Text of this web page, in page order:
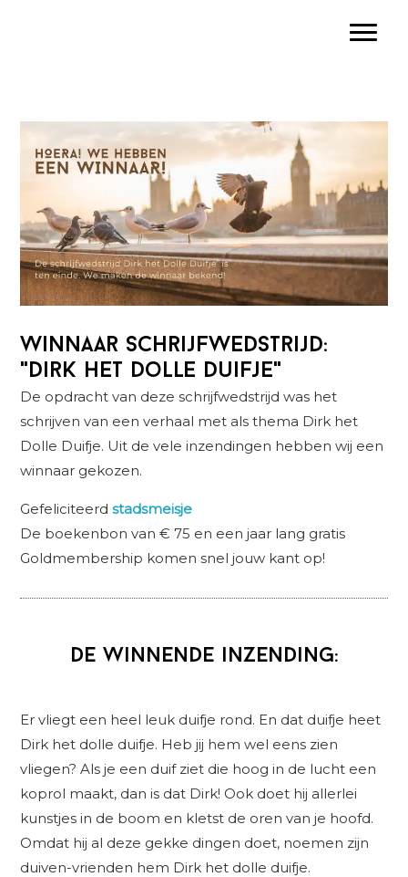
Winnaar schrijfwedstrijd:
"Dirk het Dolle Duifje"
De opdracht van deze schrijfwedstrijd was het
schrijven van een verhaal met als thema Dirk het
Dolle Duifje. Uit de vele inzendingen hebben wij een
winnaar gekozen.
Gefeliciteerdstadsmeisje
De boekenbon van € 75 en een jaar lang gratis
Goldmembership komen snel jouw kant op!
De winnende inzending:
Er vliegt een heel leuk duifje rond. En dat duifje heet
Dirk het dolle duifje. Heb jij hem wel eens zien
vliegen? Als je een duif ziet die hoog in de lucht een
koprol maakt, dan is dat Dirk! Ook doet hij allerlei
kunstjes in de boom en kletst de oren van je hoofd.
Omdat hij al deze gekke dingen doet, noemen zijn
duiven-vrienden hem Dirk het dolle duifje.